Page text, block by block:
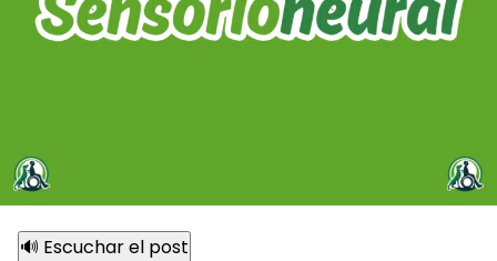
🔊 Escuchar el post